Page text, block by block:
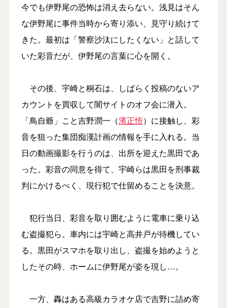
今でも伊野尾の恐怖は消え去らない。浅見はそん
な伊野尾に事件当時から寄り添い、見守り続けて
きた。最初は「警察沙汰にしたくない」と話して
いた彩音だが、伊野尾の言葉に心を開く。
その後、宇崎と桐石は、しばらく投稿のないア
カウントを買収して闇サイトのオフ会に潜入。
「鳥自爺」こと吉野潤一（濱正悟）に接触し、彩
音を狙った集団痴漢計画の情報を手に入れる。当
日の動画撮影を行うのは、出所を迎えた黒田であ
った。彩音の同意を得て、宇崎らは黒田を刑事裁
判にかけるべく、現行犯で仕留めることを決意。
犯行当日、彩音を取り囲むように電車に乗り込
む盗撮犯ら。車内には宇崎と高井戸が待機してい
る。黒田がスマホを取り出し、盗撮を始めようと
したその時、ホームに伊野尾が姿を現し…。
一方、轟はある高級カラオケ店で吉野に詰め寄